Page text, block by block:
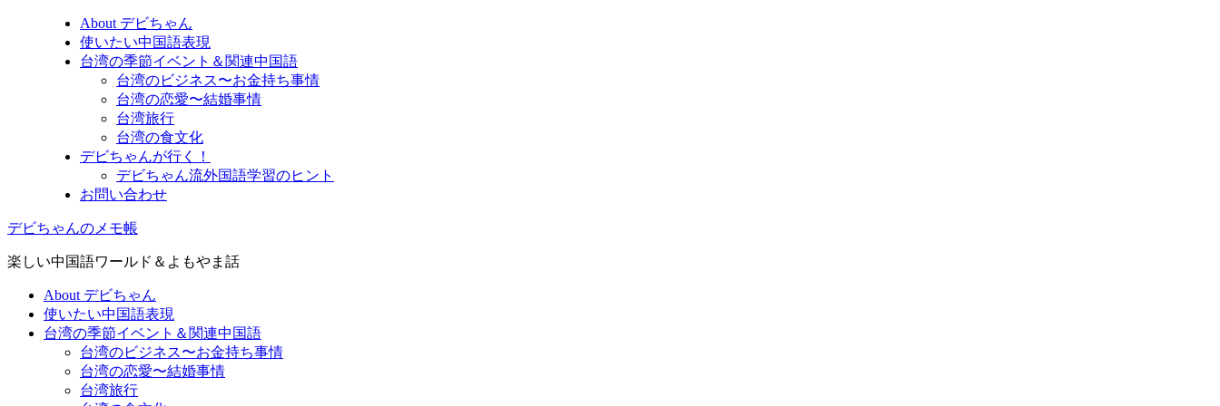
About デビちゃん
使いたい中国語表現
台湾の季節イベント＆関連中国語
台湾のビジネス〜お金持ち事情
台湾の恋愛〜結婚事情
台湾旅行
台湾の食文化
デビちゃんが行く！
デビちゃん流外国語学習のヒント
お問い合わせ
デビちゃんのメモ帳
楽しい中国語ワールド＆よもやま話
About デビちゃん
使いたい中国語表現
台湾の季節イベント＆関連中国語
台湾のビジネス〜お金持ち事情
台湾の恋愛〜結婚事情
台湾旅行